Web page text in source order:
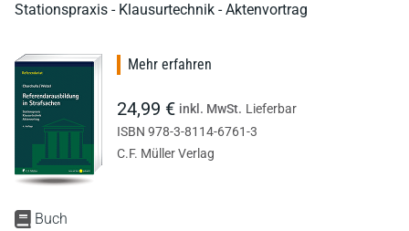
Stationspraxis - Klausurtechnik - Aktenvortrag
Buch
Mehr erfahren
24,99 € inkl. MwSt. Lieferbar
ISBN 978-3-8114-6761-3
C.F. Müller Verlag